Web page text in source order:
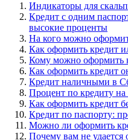
Индикаторы для
Кредит с одним
высокие проценты
На кого можно
Как оформить кредит
Кому можно оформить
Как оформить кредит
Кредит наличными в
Процент по кредиту на
Как оформить кредит
Кредит по паспорту:
Можно ли оформить
Почему вам не удается